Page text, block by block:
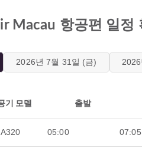
Macau 항공편 일정
2026년 7월 31일 (금)
기 모델 출발
05:00 07:05